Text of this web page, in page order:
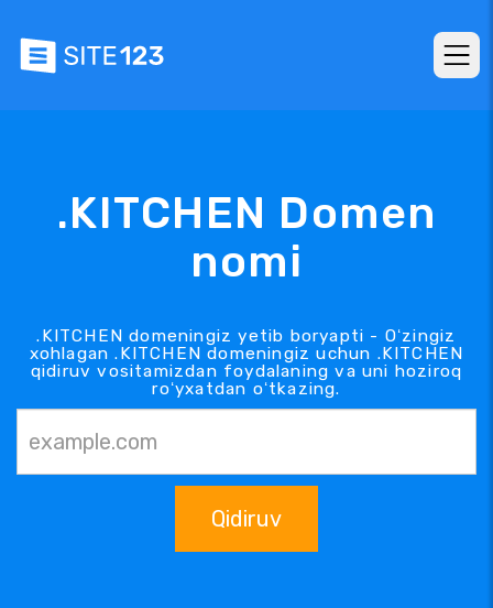
.KITCHEN Domen
nomi
.KITCHEN domeningiz yetib boryapti - Oʻzingiz
xohlagan .KITCHEN domeningiz uchun .KITCHEN
qidiruv vositamizdan foydalaning va uni hoziroq
roʻyxatdan oʻtkazing.
Qidiruv